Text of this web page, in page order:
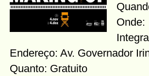
Endereço: Av. Governador
Quanto: Gratuito